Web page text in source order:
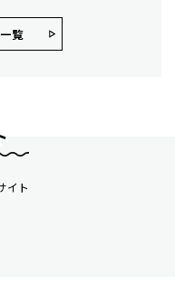
覧
イト